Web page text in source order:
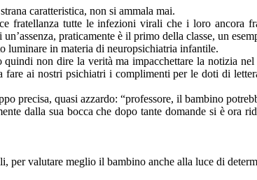
caratteristica, non si ammala mai.
fratellanza tutte le infezioni virali che i loro ancora
praticamente è il primo della classe, un
luminare in materia di neuropsichiatria infantile.
non dire la verità ma impacchettare la notizia
ai nostri psichiatri i complimenti per le doti di
precisa, quasi azzardo: “professore, il bambino
dalla sua bocca che dopo tante domande si è ora
per valutare meglio il bambino anche alla luce di